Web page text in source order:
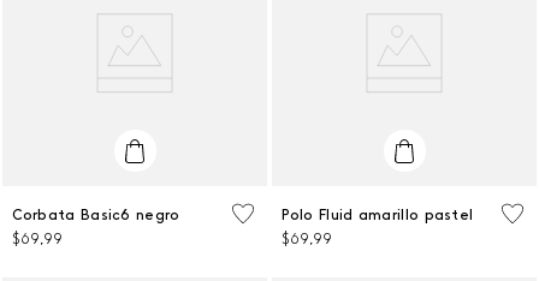
Talla Única
AGREGAR AL CARRITO
Corbata Basic6 negro
$69,99
L
AGREGAR AL CARRITO
Polo Fluid amarillo pastel
$69,99